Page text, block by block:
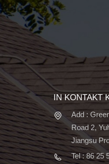
IN KONTAKT
Add :
Road 2,
Jiangsu
Tel : 86 25